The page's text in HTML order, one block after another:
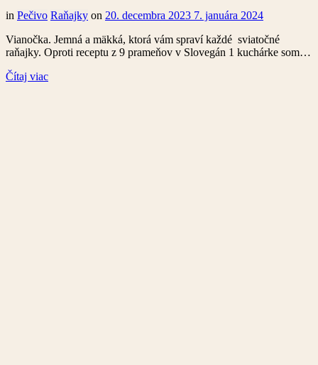
in Pečivo Raňajky on 20. decembra 2023 7. januára 2024
Vianočka. Jemná a mäkká, ktorá vám spraví každé sviatočné
raňajky. Oproti receptu z 9 prameňov v Slovegán 1 kuchárke som…
Čítaj viac